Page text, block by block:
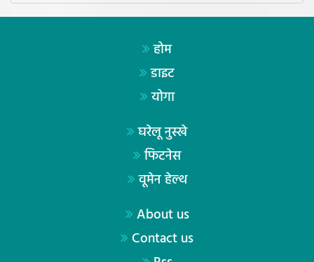
होम
डाइट
योगा
घरेलू नुस्खे
फिटनेस
वूमेन हेल्थ
About us
Contact us